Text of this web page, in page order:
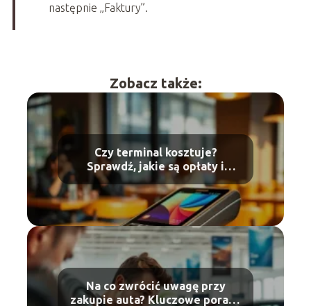
następnie „Faktury”.
Zobacz także:
Czy terminal kosztuje?
Sprawdź, jakie są opłaty i
zalety!
Na co zwrócić uwagę przy
zakupie auta? Kluczowe porady